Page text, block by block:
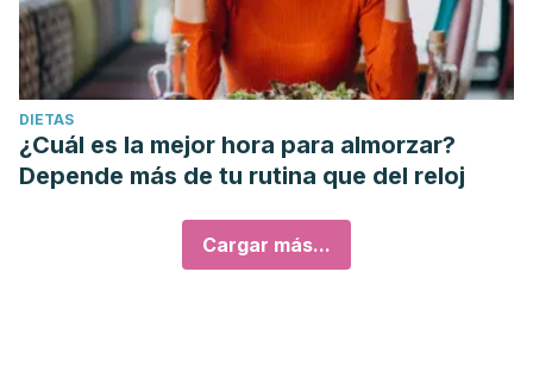
DIETAS
¿Cuál es la mejor hora para almorzar?
Depende más de tu rutina que del reloj
Cargar más...